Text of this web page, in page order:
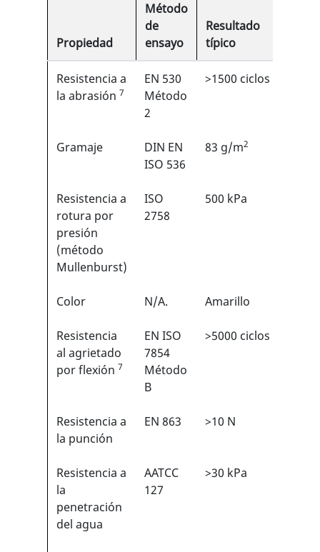
Propiedad
Método
de
ensayo
Resultado
típico
Resistencia a
la abrasión 7
EN 530
Método
2
>1500 ciclos
Gramaje
DIN EN
ISO 536
83 g/m2
Resistencia a
rotura por
presión
(método
Mullenburst)
ISO
2758
500 kPa
Color N/A. Amarillo
Resistencia
al agrietado
por flexión 7
EN ISO
7854
Método
B
>5000 ciclos
Resistencia a
la punción
EN 863 >10 N
Resistencia a
la
penetración
del agua
AATCC
127
>30 kPa